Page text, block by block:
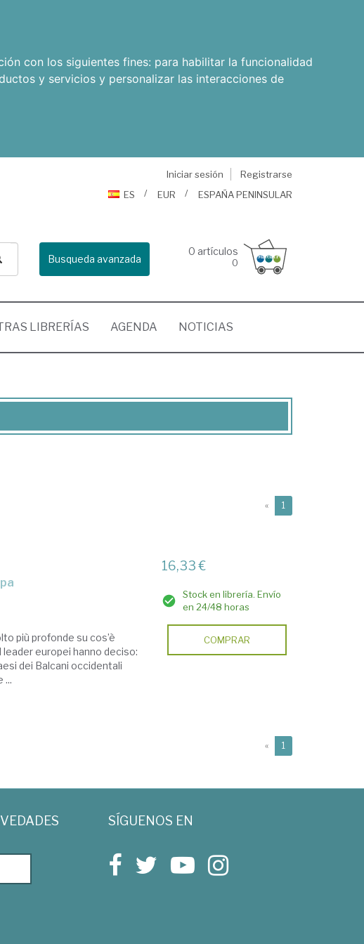
con los siguientes fines: para habilitar la funcionalidad
y servicios y personalizar las interacciones de
Iniciar sesión
Registrarse
ES
EUR ESPAÑA PENINSULAR
Busqueda avanzada
0 artículos
0
LIBRERÍAS AGENDA NOTICIAS
« 1
più profonde su cos’è
leader europei hanno deciso:
dei Balcani occidentali
...
16,33 €
Stock en librería. Envío
en 24/48 horas
COMPRAR
« 1
SÍGUENOS EN